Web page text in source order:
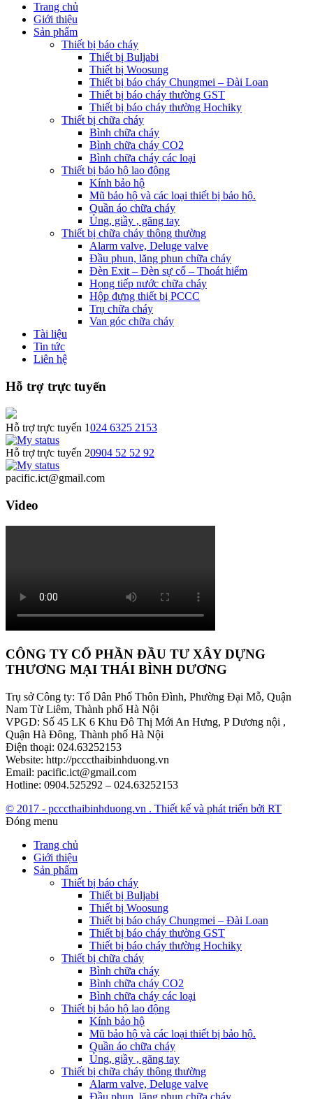
Trang chủ
Giới thiệu
Sản phẩm
Thiết bị báo cháy
Thiết bị Buljabi
Thiết bị Woosung
Thiết bị báo cháy Chungmei – Đài Loan
Thiết bị báo cháy thường GST
Thiết bị báo cháy thường Hochiky
Thiết bị chữa cháy
Bình chữa cháy
Bình chữa cháy CO2
Bình chữa cháy các loại
Thiết bị bảo hộ lao động
Kính bảo hộ
Mũ bảo hộ và các loại thiết bị bảo hộ.
Quần áo chữa cháy
Ủng, giầy , găng tay
Thiết bị chữa cháy thông thường
Alarm valve, Deluge valve
Đầu phun, lăng phun chữa cháy
Đèn Exit – Đèn sự cố – Thoát hiểm
Họng tiếp nước chữa cháy
Hộp đựng thiết bị PCCC
Trụ chữa cháy
Van góc chữa cháy
Tài liệu
Tin tức
Liên hệ
Hỗ trợ trực tuyến
Hỗ trợ trực tuyến 1024 6325 2153
Hỗ trợ trực tuyến 20904 52 52 92
pacific.ict@gmail.com
Video
CÔNG TY CỔ PHẦN ĐẦU TƯ XÂY DỰNG
THƯƠNG MẠI THÁI BÌNH DƯƠNG
Trụ sở Công ty: Tổ Dân Phố Thôn Đình, Phường Đại Mỗ, Quận
Nam Từ Liêm, Thành phố Hà Nội
VPGD: Số 45 LK 6 Khu Đô Thị Mới An Hưng, P Dương nội ,
Quận Hà Đông, Thành phố Hà Nội
Điện thoại: 024.63252153
Website: http://pcccthaibinhduong.vn
Email: pacific.ict@gmail.com
Hotline: 0904.525292 – 024.63252153
© 2017 - pcccthaibinhduong.vn . Thiết kế và phát triển bởi RT
Đóng menu
Trang chủ
Giới thiệu
Sản phẩm
Thiết bị báo cháy
Thiết bị Buljabi
Thiết bị Woosung
Thiết bị báo cháy Chungmei – Đài Loan
Thiết bị báo cháy thường GST
Thiết bị báo cháy thường Hochiky
Thiết bị chữa cháy
Bình chữa cháy
Bình chữa cháy CO2
Bình chữa cháy các loại
Thiết bị bảo hộ lao động
Kính bảo hộ
Mũ bảo hộ và các loại thiết bị bảo hộ.
Quần áo chữa cháy
Ủng, giầy , găng tay
Thiết bị chữa cháy thông thường
Alarm valve, Deluge valve
Đầu phun, lăng phun chữa cháy